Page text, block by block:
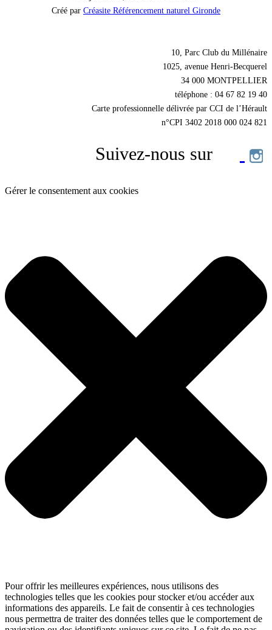
Créé par Créasite Référencement naturel Gironde
10, Parc Club du Millénaire
1025, avenue Henri-Becquerel
34 000 MONTPELLIER
téléphone : 04 67 82 19 40
Carte professionnelle délivrée par CCI de l’Hérault
n°CPI 3402 2018 000 024 821
Suivez-nous sur
Gérer le consentement aux cookies
Pour offrir les meilleures expériences, nous utilisons des
technologies telles que les cookies pour stocker et/ou accéder aux
informations des appareils. Le fait de consentir à ces technologies
nous permettra de traiter des données telles que le comportement de